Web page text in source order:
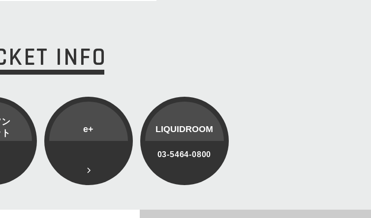
INFO
e+ LIQUIDROOM
03-5464-0800